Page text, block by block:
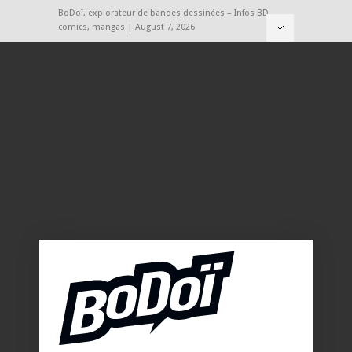
BoDoï, explorateur de bandes dessinées – Infos BD,
comics, mangas | August 7, 2026